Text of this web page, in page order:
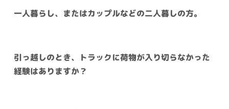
一人暮らし、またはカップルなどの二人暮しの方。
引っ越しのとき、トラックに荷物が入り切らなかった
経験はありますか？